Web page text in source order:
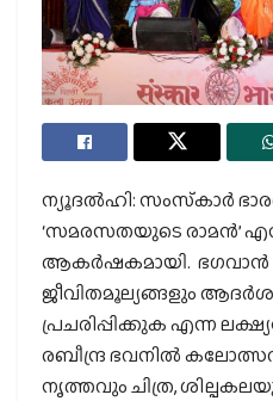
ന്യൂദല്‍ഹി: സംസ്‌കാര്‍
‘സമരസതയുടെ രാമന്‍’
ആകര്‍ഷകമായി. ഭഗവാന്‍
ജീവിതമൂല്യങ്ങളും
പ്രചരിപ്പിക്കുക എന്ന
രബീന്ദ്ര ഭവനില്‍
നൃത്തവും ചിത്ര,